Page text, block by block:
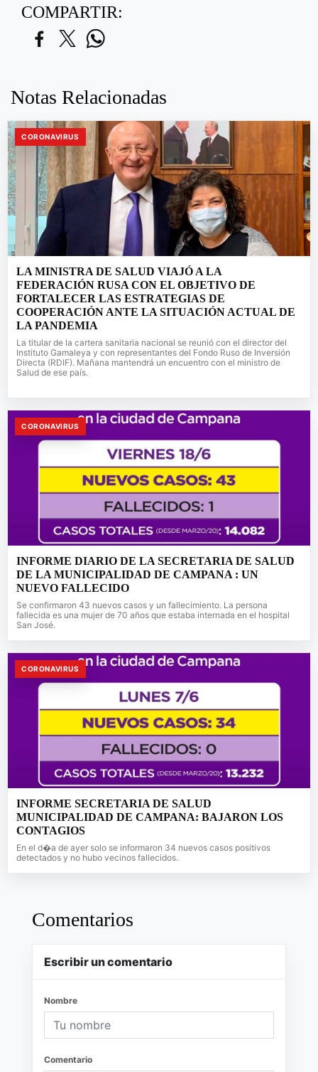
COMPARTIR:
Notas Relacionadas
CORONAVIRUS
LA MINISTRA DE SALUD VIAJÓ A LA
FEDERACIÓN RUSA CON EL OBJETIVO DE
FORTALECER LAS ESTRATEGIAS DE
COOPERACIÓN ANTE LA SITUACIÓN ACTUAL DE
LA PANDEMIA
La titular de la cartera sanitaria nacional se reunió con el director del
Instituto Gamaleya y con representantes del Fondo Ruso de Inversión
Directa (RDIF). Mañana mantendrá un encuentro con el ministro de
Salud de ese país.
CORONAVIRUS
INFORME DIARIO DE LA SECRETARIA DE SALUD
DE LA MUNICIPALIDAD DE CAMPANA : UN
NUEVO FALLECIDO
Se confirmaron 43 nuevos casos y un fallecimiento. La persona
fallecida es una mujer de 70 años que estaba internada en el hospital
San José.
CORONAVIRUS
INFORME SECRETARIA DE SALUD
MUNICIPALIDAD DE CAMPANA: BAJARON LOS
CONTAGIOS
En el d�a de ayer solo se informaron 34 nuevos casos positivos
detectados y no hubo vecinos fallecidos.
Comentarios
Escribir un comentario
Nombre
Comentario